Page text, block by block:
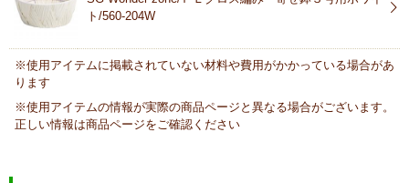
ト/560-204W
※使用アイテムに掲載されていない材料や費用がかかっている場合があ
ります
※使用アイテムの情報が実際の商品ページと異なる場合がございます。
正しい情報は商品ページをご確認ください